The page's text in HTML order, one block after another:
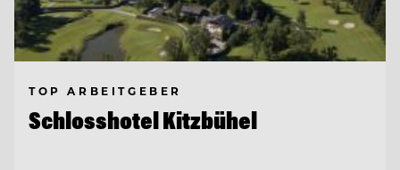
TOP ARBEITGEBER
Schlosshotel Kitzbühel